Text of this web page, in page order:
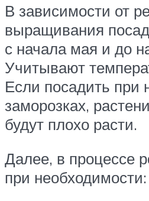
В зависимости от
выращивания
с начала мая и до
Учитывают
Если посадить при
заморозках,
будут плохо расти.
Далее, в процессе
при необходимости: